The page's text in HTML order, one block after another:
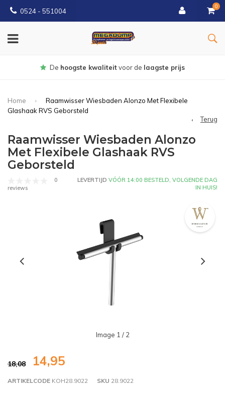
0524 - 551004
0
Gratisbezorgd vanaf €150
Home
Raamwisser Wiesbaden Alonzo Met Flexibele
Glashaak RVS Geborsteld
Terug
Raamwisser Wiesbaden Alonzo
Met Flexibele Glashaak RVS
Geborsteld
0
reviews
LEVERTIJD VÓÓR 14:00 BESTELD, VOLGENDE DAG
IN HUIS!
Image 1 / 2
18,08 14,95
ARTIKELCODE KOH28.9022 SKU 28.9022